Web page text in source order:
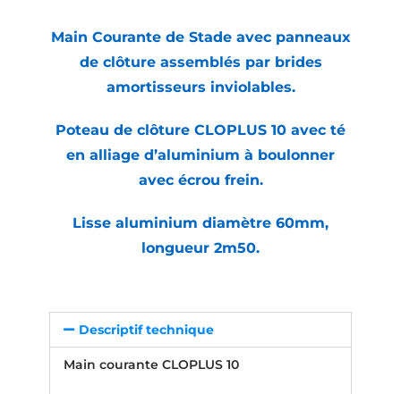
Main Courante de Stade avec panneaux
de clôture assemblés par brides
amortisseurs inviolables.
Poteau de clôture CLOPLUS 10 avec té
en alliage d’aluminium à boulonner
avec écrou frein.
Lisse aluminium diamètre 60mm,
longueur 2m50.
Descriptif technique
Main courante CLOPLUS 10